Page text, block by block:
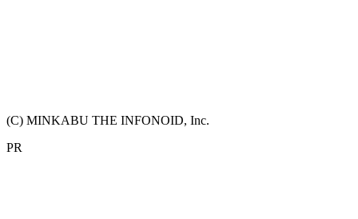
(C) MINKABU THE INFONOID, Inc.
PR